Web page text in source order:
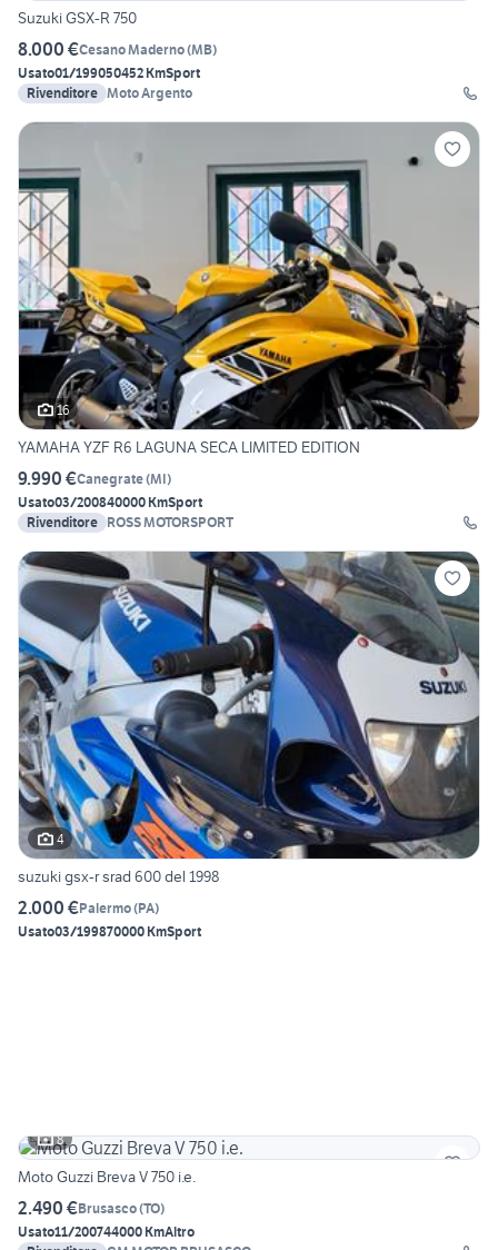
Suzuki GSX-R 750
8.000 €Cesano Maderno(MB)
Usato01/199050452 KmSport
Rivenditore Moto Argento
16
YAMAHA YZF R6 LAGUNA SECA LIMITED EDITION
9.990 €Canegrate(MI)
Usato03/200840000 KmSport
Rivenditore ROSS MOTORSPORT
4
suzuki gsx-r srad 600 del 1998
2.000 €Palermo(PA)
Usato03/199870000 KmSport
8
Moto Guzzi Breva V 750 i.e.
2.490 €Brusasco(TO)
Usato11/200744000 KmAltro